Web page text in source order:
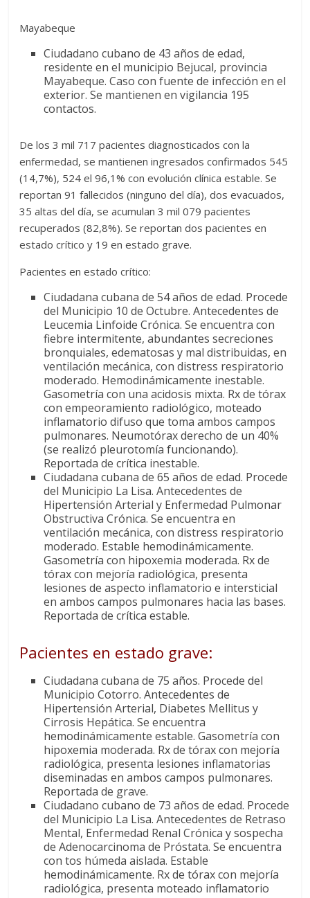
Mayabeque
Ciudadano cubano de 43 años de edad,
residente en el municipio Bejucal, provincia
Mayabeque. Caso con fuente de infección en el
exterior. Se mantienen en vigilancia 195
contactos.
De los 3 mil 717 pacientes diagnosticados con la
enfermedad, se mantienen ingresados confirmados 545
(14,7%), 524 el 96,1% con evolución clínica estable. Se
reportan 91 fallecidos (ninguno del día), dos evacuados,
35 altas del día, se acumulan 3 mil 079 pacientes
recuperados (82,8%). Se reportan dos pacientes en
estado crítico y 19 en estado grave.
Pacientes en estado crítico:
Ciudadana cubana de 54 años de edad. Procede
del Municipio 10 de Octubre. Antecedentes de
Leucemia Linfoide Crónica. Se encuentra con
fiebre intermitente, abundantes secreciones
bronquiales, edematosas y mal distribuidas, en
ventilación mecánica, con distress respiratorio
moderado. Hemodinámicamente inestable.
Gasometría con una acidosis mixta. Rx de tórax
con empeoramiento radiológico, moteado
inflamatorio difuso que toma ambos campos
pulmonares. Neumotórax derecho de un 40%
(se realizó pleurotomía funcionando).
Reportada de crítica inestable.
Ciudadana cubana de 65 años de edad. Procede
del Municipio La Lisa. Antecedentes de
Hipertensión Arterial y Enfermedad Pulmonar
Obstructiva Crónica. Se encuentra en
ventilación mecánica, con distress respiratorio
moderado. Estable hemodinámicamente.
Gasometría con hipoxemia moderada. Rx de
tórax con mejoría radiológica, presenta
lesiones de aspecto inflamatorio e intersticial
en ambos campos pulmonares hacia las bases.
Reportada de crítica estable.
Pacientes en estado grave:
Ciudadana cubana de 75 años. Procede del
Municipio Cotorro. Antecedentes de
Hipertensión Arterial, Diabetes Mellitus y
Cirrosis Hepática. Se encuentra
hemodinámicamente estable. Gasometría con
hipoxemia moderada. Rx de tórax con mejoría
radiológica, presenta lesiones inflamatorias
diseminadas en ambos campos pulmonares.
Reportada de grave.
Ciudadano cubano de 73 años de edad. Procede
del Municipio La Lisa. Antecedentes de Retraso
Mental, Enfermedad Renal Crónica y sospecha
de Adenocarcinoma de Próstata. Se encuentra
con tos húmeda aislada. Estable
hemodinámicamente. Rx de tórax con mejoría
radiológica, presenta moteado inflamatorio